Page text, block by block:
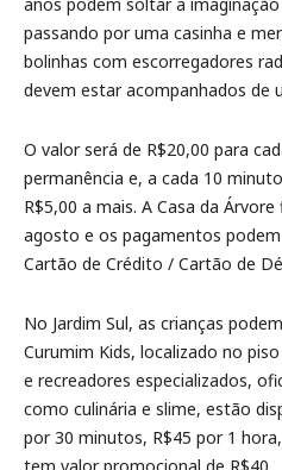
passando por uma casinha e
bolinhas com escorregadores
devem estar acompanhados de
O valor será de R$20,00 para
permanência e, a cada 10
R$5,00 a mais. A Casa da
agosto e os pagamentos
Cartão de Crédito / Cartão de
No Jardim Sul, as crianças
Curumim Kids, localizado no
e recreadores especializados,
como culinária e slime, estão
por 30 minutos, R$45 por 1